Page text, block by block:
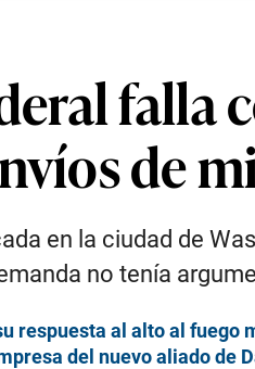
de
en la ciudad de
no tenía
respuesta al alto al fuego
del nuevo aliado de